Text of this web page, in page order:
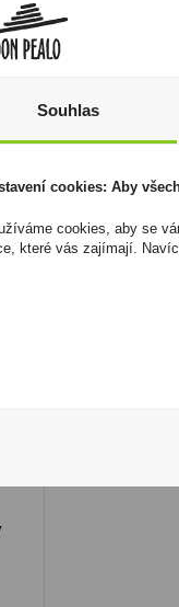
Skladem:50
Souhlas
cookies: Aby
cookies, aby se
které vás zajímají.